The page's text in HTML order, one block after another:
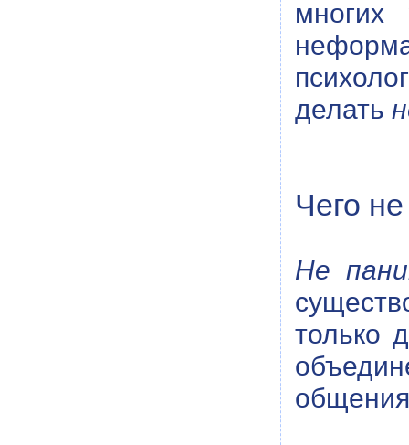
многих
делать
Чего
Не
только